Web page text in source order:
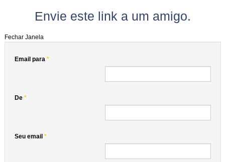
Envie este link a um amigo.
Fechar Janela
Email para *
De*
Seu email*